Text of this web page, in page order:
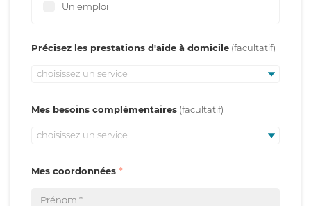
Un emploi
Précisez les prestations d'aide à domicile
choisissez un service
Mes besoins complémentaires
choisissez un service
Mes coordonnées